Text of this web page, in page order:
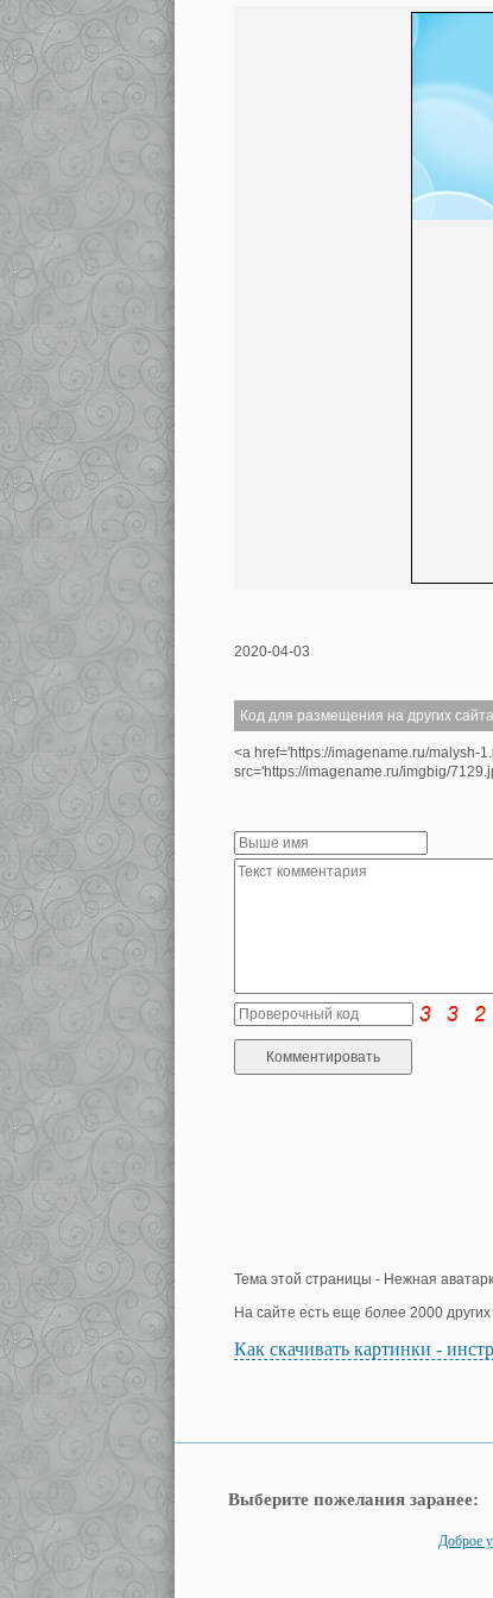
2020-04-03
Код для размещения на других
<a href='https://imagename.ru/malysh-
src='https://imagename.ru/imgbig/
Тема этой страницы - Нежная
На сайте есть еще более 2000
Как скачивать картинки -
Выберите пожелания заранее:
Доброе